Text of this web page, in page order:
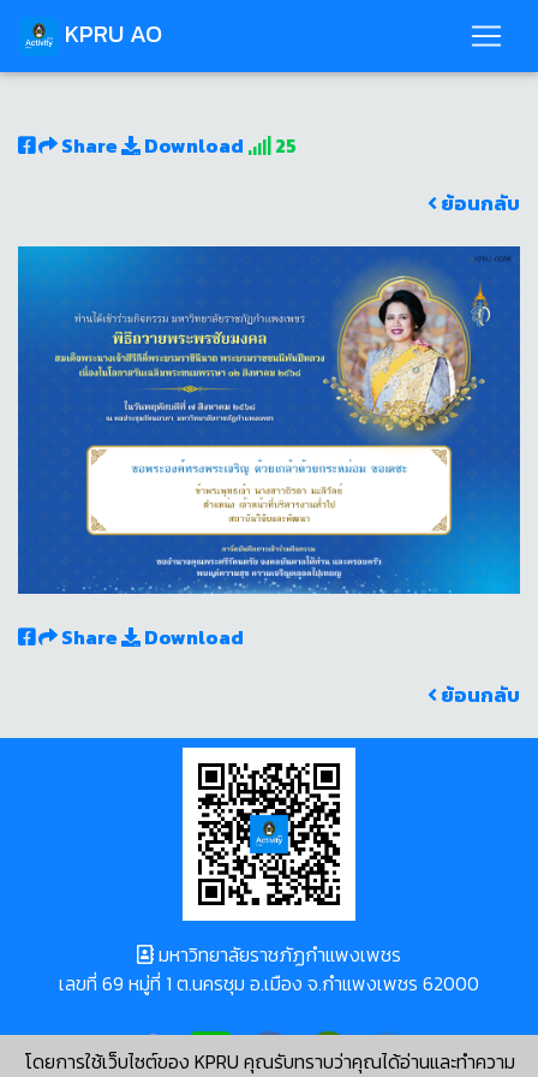
KPRU AO
Share Download
25
ย้อนกลับ
Share
Download
ย้อนกลับ
โดยการใช้เว็บไซต์ของ KPRU คุณรับทราบว่าคุณได้อ่านและทำความ
มหาวิทยาลัยราชภัฏกำแพงเพชร
เลขที่ 69 หมู่ที่ 1 ต.นครชุม อ.เมือง จ.กำแพงเพชร 62000